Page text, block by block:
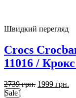
Швидкий перегляд
Crocs
11016 /
2739грн. Оригінальна
1999 грн.
Sale!